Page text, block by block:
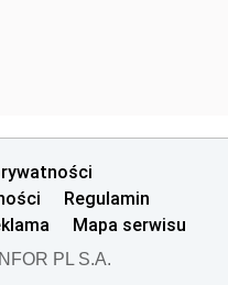
Regulamin
Mapa serwisu
PL S.A.